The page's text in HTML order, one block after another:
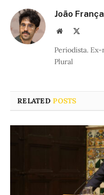
João França
Website
Periodista.
Plural
RELATEDPOSTS